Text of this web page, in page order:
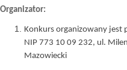
Organizator:
Konkurs organizowany jest
NIP 773 10 09 232, ul.
Mazowiecki